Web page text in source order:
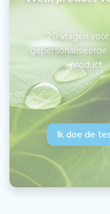
20 vragen
product
Ik doe de